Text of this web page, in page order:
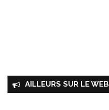
AILLEURS SUR LE WEB